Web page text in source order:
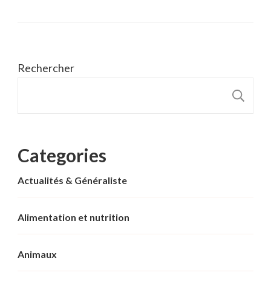
Rechercher
Categories
Actualités & Généraliste
Alimentation et nutrition
Animaux